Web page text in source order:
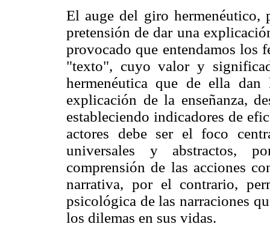
El auge del giro
pretensión de dar una
provocado que entendamos los
"texto", cuyo valor y
hermenéutica que de ella
explicación de la enseñanza,
estableciendo indicadores de
actores debe ser el foco
universales y abstractos,
comprensión de las acciones
narrativa, por el contrario,
psicológica de las narraciones
los dilemas en sus vidas.